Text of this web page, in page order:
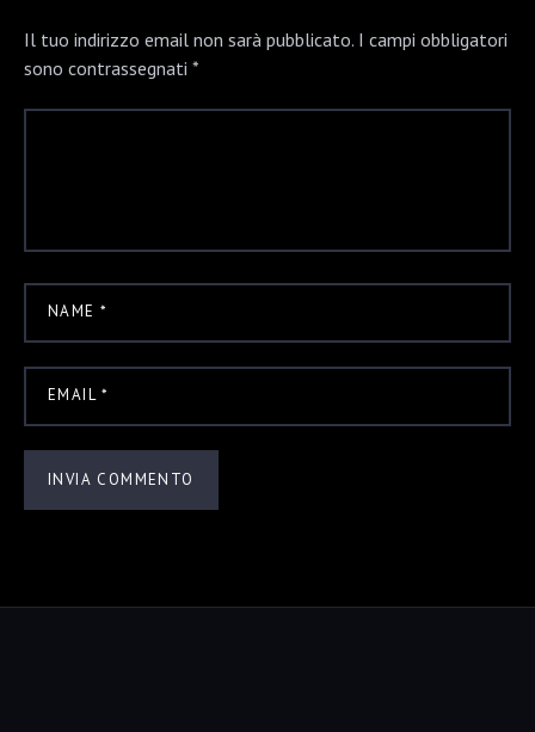
Il tuo indirizzo email non sarà pubblicato. I campi obbligatori
sono contrassegnati *